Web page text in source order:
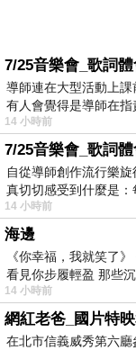
7/25音樂會_歌詞體
導師連在大型活動上
有人會覺得是導師在
14 小時前
7/25音樂會_歌詞
自從導師創作流行樂
真切切感受到什麼是
14 小時前
海邊
《你幸福，我就笑了
看見你步履輕盈 那些
14 小時前
網紅老爸_國片特
在北市信義威秀第六